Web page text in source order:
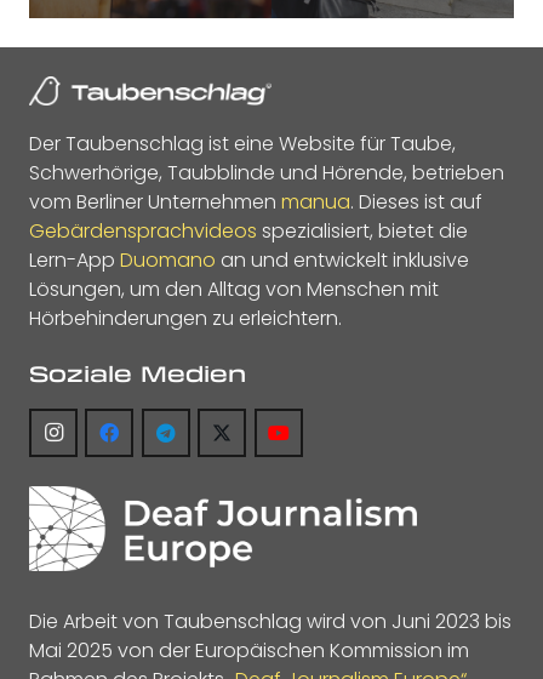
Der Taubenschlag ist eine Website für Taube,
Schwerhörige, Taubblinde und Hörende, betrieben
vom Berliner Unternehmen manua. Dieses ist auf
Gebärdensprachvideos spezialisiert, bietet die
Lern-App Duomano an und entwickelt inklusive
Lösungen, um den Alltag von Menschen mit
Hörbehinderungen zu erleichtern.
Soziale Medien
Die Arbeit von Taubenschlag wird von Juni 2023 bis
Mai 2025 von der Europäischen Kommission im